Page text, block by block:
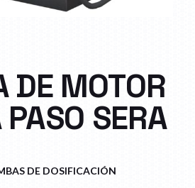
DE MOTOR
PASO SERA
DE DOSIFICACIÓN